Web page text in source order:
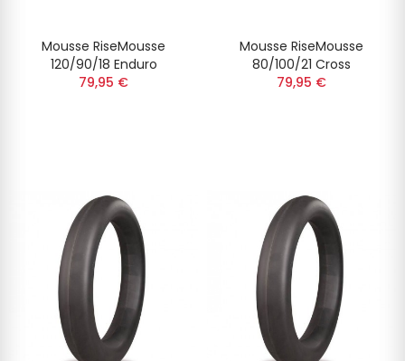
Mousse RiseMousse
120/90/18 Enduro
79,95 €
Mousse RiseMousse
80/100/21 Cross
79,95 €